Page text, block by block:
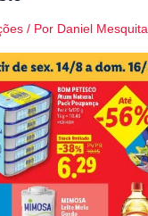
/ Por Daniel Mesquita